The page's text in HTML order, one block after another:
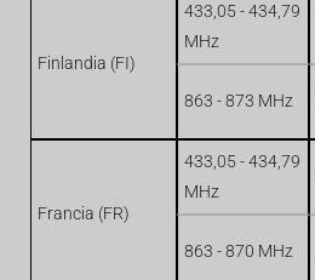
Finlandia (FI)
433,05 - 434,79
MHz
863 - 873 MHz
Francia (FR)
433,05 - 434,79
MHz
863 - 870 MHz